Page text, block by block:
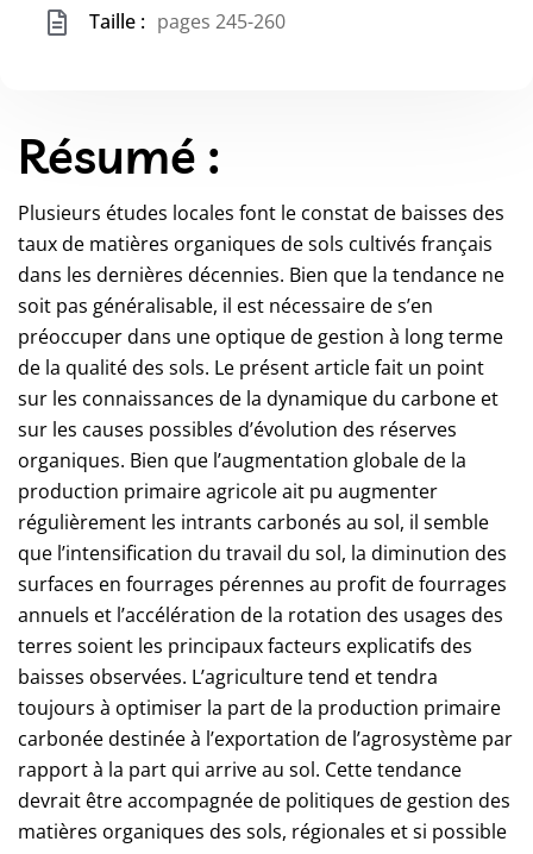
Taille : pages 245-260
Résumé :
Plusieurs études locales font le constat de baisses des
taux de matières organiques de sols cultivés français
dans les dernières décennies. Bien que la tendance ne
soit pas généralisable, il est nécessaire de s’en
préoccuper dans une optique de gestion à long terme
de la qualité des sols. Le présent article fait un point
sur les connaissances de la dynamique du carbone et
sur les causes possibles d’évolution des réserves
organiques. Bien que l’augmentation globale de la
production primaire agricole ait pu augmenter
régulièrement les intrants carbonés au sol, il semble
que l’intensification du travail du sol, la diminution des
surfaces en fourrages pérennes au profit de fourrages
annuels et l’accélération de la rotation des usages des
terres soient les principaux facteurs explicatifs des
baisses observées. L’agriculture tend et tendra
toujours à optimiser la part de la production primaire
carbonée destinée à l’exportation de l’agrosystème par
rapport à la part qui arrive au sol. Cette tendance
devrait être accompagnée de politiques de gestion des
matières organiques des sols, régionales et si possible